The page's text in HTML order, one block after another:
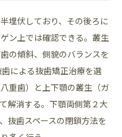
埋伏しており、その後ろに
ン上では確認できる。叢生
の傾斜、側貌のバランスを
による抜歯矯正治療を選
重歯）と上下顎の叢生（ガ
解消する。下顎両側第２大
抜歯スペースの閉鎖方法を